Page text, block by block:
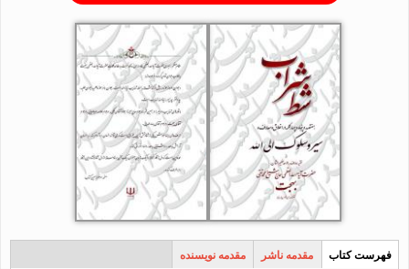
فهرست کتاب (لبهمقدمه ناشر
مقدمه نویسنده